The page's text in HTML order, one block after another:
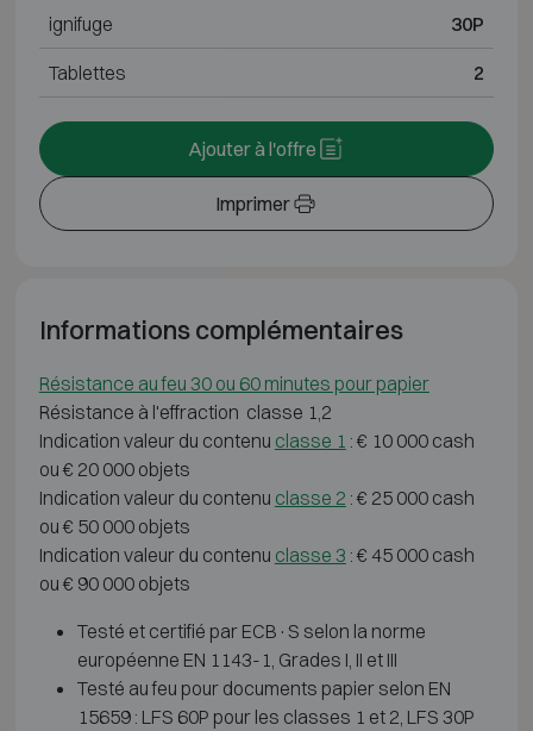
ignifuge 30P
Tablettes 2
Imprimer
Ajouter à l'offre
Informations complémentaires
Résistance au feu 30 ou 60 minutes pour papier
Résistance à l'effraction classe 1,2
Indication valeur du contenu classe 1 : € 10 000 cash
ou € 20 000 objets
Indication valeur du contenu classe 2 : € 25 000 cash
ou € 50 000 objets
Indication valeur du contenu classe 3 : € 45 000 cash
ou € 90 000 objets
Testé et certifié par ECB·S selon la norme
européenne EN 1143-1, Grades I, II et III
Testé au feu pour documents papier selon EN
15659 : LFS 60P pour les classes 1 et 2, LFS 30P